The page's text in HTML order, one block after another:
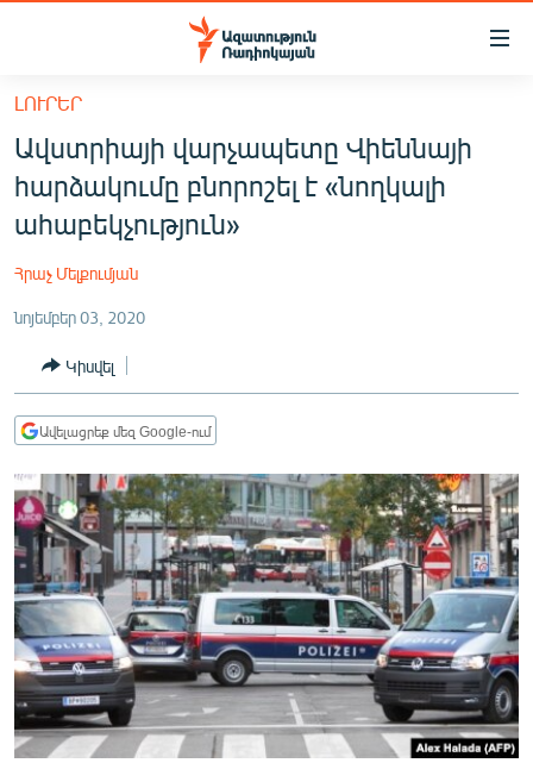
Մատչելիության
հիմնական
բովանդակությանը
Անցնել
հիմնական
մենյուին
ՀԱՅԱՍՏԱՆ
ՔԱՂԱՔԱԿԱՆ
ՏՆՏԵՍՈՒԹՅՈՒՆ
ՂԱՐԱԲԱՂ
ՏԱՐԱԾԱՇՐՋԱՆ
ՄԻՋԱԶԳԱՅԻՆ
ՄՇԱԿՈՒՅԹ
ՍՊՈՐՏ
ՄԵԿՆԱԲԱՆՈՒԹՅՈՒՆ
ՏՏ ԵՒ ԻՆՏԵՐՆԵՏ
ԼՈՒՐԵՐ
Ավստրիայի վարչապետը Վիեննայի
հարձակումը բնորոշել է «նողկալի
ահաբեկչություն»
Հրաչ Մելքումյան
նոյեմբեր 03, 2020
Կիսվել
Ավելացրեք մեզ Google-ում